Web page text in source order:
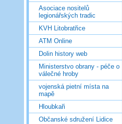
Asociace nositelů
legionářských tradic
KVH Litobratřice
ATM Online
Dolin history web
Ministerstvo obrany - péče o
válečné hroby
vojenská pietní místa na
mapě
Hloubkaři
Občanské sdružení Lidice